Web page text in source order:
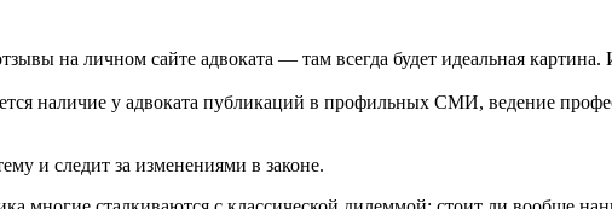
на личном сайте адвоката — там всегда будет идеальная
наличие у адвоката публикаций в профильных СМИ, ведение
и следит за изменениями в законе.